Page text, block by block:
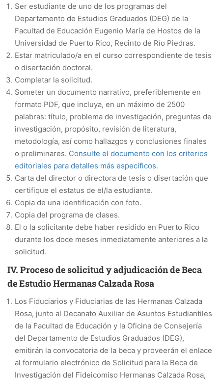
Ser estudiante de uno de los programas del
Departamento de Estudios Graduados (DEG) de la
Facultad de Educación Eugenio María de Hostos de la
Universidad de Puerto Rico, Recinto de Río Piedras.
Estar matriculado/a en el curso correspondiente de tesis
o disertación doctoral.
Completar la solicitud.
Someter un documento narrativo, preferiblemente en
formato PDF, que incluya, en un máximo de 2500
palabras: título, problema de investigación, preguntas de
investigación, propósito, revisión de literatura,
metodología, así como hallazgos y conclusiones finales
o preliminares. Consulte el documento con los criterios
editoriales para detalles más específicos.
Carta del director o directora de tesis o disertación que
certifique el estatus de el/la estudiante.
Copia de una identificación con foto.
Copia del programa de clases.
El o la solicitante debe haber residido en Puerto Rico
durante los doce meses inmediatamente anteriores a la
solicitud.
IV. Proceso de solicitud y adjudicación de Beca
de Estudio Hermanas Calzada Rosa
Los Fiduciarios y Fiduciarias de las Hermanas Calzada
Rosa, junto al Decanato Auxiliar de Asuntos Estudiantiles
de la Facultad de Educación y la Oficina de Consejería
del Departamento de Estudios Graduados (DEG),
emitirán la convocatoria de la beca y proveerán el enlace
al formulario electrónico de Solicitud para la Beca de
Investigación del Fideicomiso Hermanas Calzada Rosa,